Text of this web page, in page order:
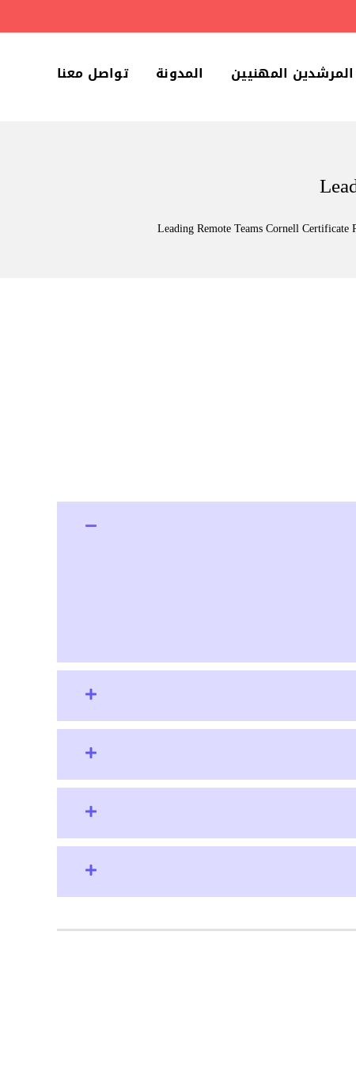
المهنيين المدونة تواصل معنا
Leading Remote Teams Cornell Certificate